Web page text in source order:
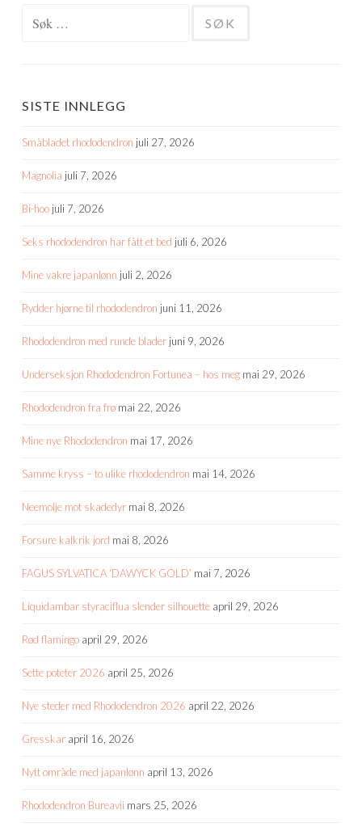
SISTE INNLEGG
Småbladet rhododendron juli 27, 2026
Magnolia juli 7, 2026
Bi-hoo juli 7, 2026
Seks rhododendron har fått et bed juli 6, 2026
Mine vakre japanlønn juli 2, 2026
Rydder hjørne til rhododendron juni 11, 2026
Rhododendron med runde blader juni 9, 2026
Underseksjon Rhododendron Fortunea – hos meg mai 29, 2026
Rhododendron fra frø mai 22, 2026
Mine nye Rhododendron mai 17, 2026
Samme kryss – to ulike rhododendron mai 14, 2026
Neemolje mot skadedyr mai 8, 2026
Forsure kalkrik jord mai 8, 2026
FAGUS SYLVATICA ‘DAWYCK GOLD’ mai 7, 2026
Liquidambar styraciflua slender silhouette april 29, 2026
Rød flamingo april 29, 2026
Sette poteter 2026 april 25, 2026
Nye steder med Rhododendron 2026 april 22, 2026
Gresskar april 16, 2026
Nytt område med japanlønn april 13, 2026
Rhododendron Bureavii mars 25, 2026